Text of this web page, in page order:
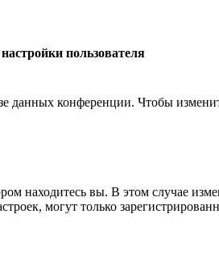
пользователя
данных конференции. Чтобы
находитесь вы. В этом случае
могут только